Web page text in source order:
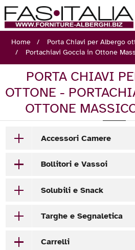
Home
Porta Chiavi per Albergo
Portachiavi Goccia in Ottone
PORTA CHIAVI
OTTONE -
OTTONE
Accessori Camere
Bollitori e Vassoi
Solubili e Snack
Targhe e Segnaletica
Carrelli